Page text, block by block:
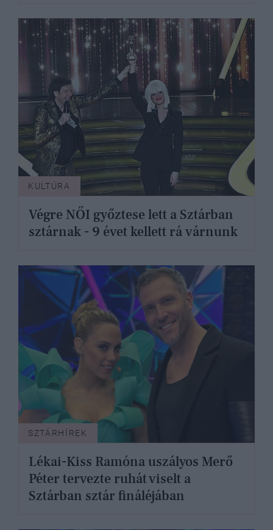
KULTÚRA
Végre NŐI győztese lett a Sztárban
sztárnak - 9 évet kellett rá várnunk
SZTÁRHÍREK
Lékai-Kiss Ramóna uszályos Merő
Péter tervezte ruhát viselt a
Sztárban sztár fináléjában